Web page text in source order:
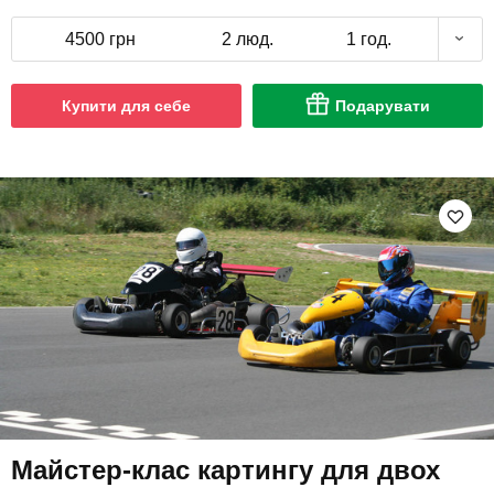
4500 грн 2 люд. 1 год.
Купити для себе Подарувати
Майстер-клас картингу для двох